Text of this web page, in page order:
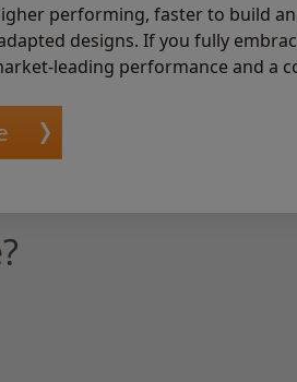
performing, faster to build
designs. If you fully
leading performance and a